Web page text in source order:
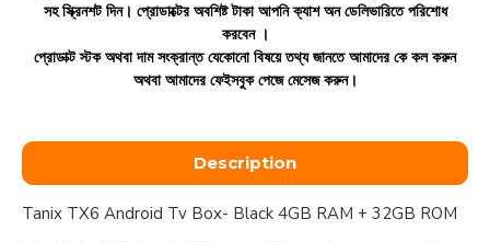
সহ স্ক্রিনশট দিন। প্রোডাক্টের অবশিষ্ট টাকা আপনি ক্যাশ অন ডেলিভারিতে পরিশোধ
করবেন ।
প্রোডাক্ট স্টক অথবা দাম সংক্রান্ত যেকোনো বিষয়ে তথ্য জানতে আমাদের কে কল করুন
অথবা আমাদের ফেইসবুক পেজে মেসেজ করুন।
Description
Tanix TX6 Android Tv Box- Black 4GB RAM + 32GB ROM